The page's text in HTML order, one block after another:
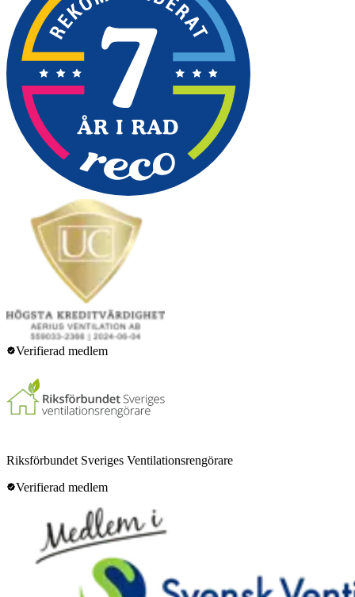
Verifierad medlem
Riksförbundet Sveriges Ventilationsrengörare
Verifierad medlem